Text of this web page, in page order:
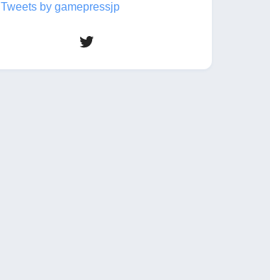
Tweets by gamepressjp